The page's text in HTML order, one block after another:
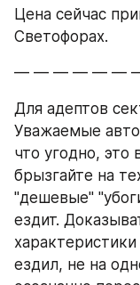
Цена сейчас
Светофорах.
— — — — — —
Для адептов
Уважаемые
что угодно, это
брызгайте на
"дешевые"
ездит.
ездил, не на